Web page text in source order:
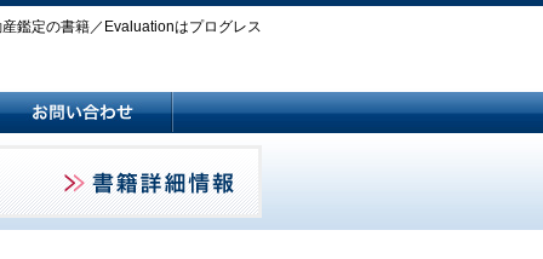
鑑定の書籍／Evaluationはプログレス